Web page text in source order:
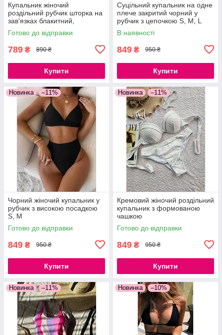
Купальник жіночий
роздільний рубчик шторка на
зав'язках блакитний,
бузковий, чорний S, M, L
Готово до відправки
789 ₴ 890 ₴
Купити
Суцільний купальник на одне
плече закритий чорний у
рубчик з цепочкою S, M, L
В наявності
849 ₴ 950 ₴
Купити
Новинка –11%
Чорний жіночий купальник у
рубчик з високою посадкою
S, M
Готово до відправки
849 ₴ 950 ₴
Купити
Новинка –11%
Кремовий жіночий роздільний
купальник з формованою
чашкою
Готово до відправки
849 ₴ 950 ₴
Купити
Новинка –11% Новинка –10%